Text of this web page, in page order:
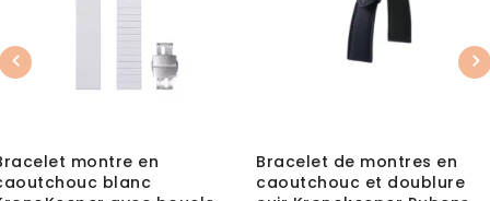
montre en
blanc
Bracelet de montres en
caoutchouc et doublure